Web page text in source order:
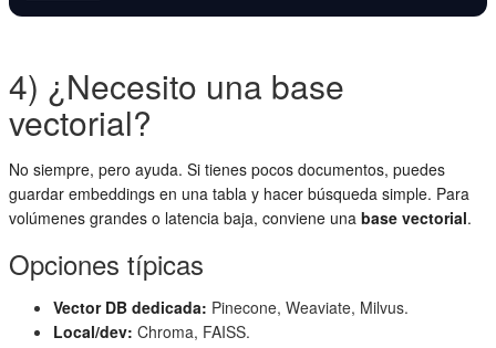
4) ¿Necesito una base
vectorial?
No siempre, pero ayuda. Si tienes pocos documentos, puedes
guardar embeddings en una tabla y hacer búsqueda simple. Para
volúmenes grandes o latencia baja, conviene una base vectorial.
Opciones típicas
Vector DB dedicada: Pinecone, Weaviate, Milvus.
Local/dev: Chroma, FAISS.